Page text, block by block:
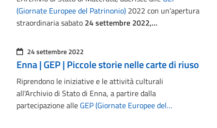
(Giornate Europee del Patrinonio)2022 con un’apertura
straordinaria sabato 24 settembre 2022,…
24 settembre 2022
Enna | GEP | Piccole storie nelle carte di riuso
Riprendono le iniziative e le attività culturali
all'Archivio di Stato di Enna, a partire dalla
partecipazione alle GEP (Giornate Europee del…